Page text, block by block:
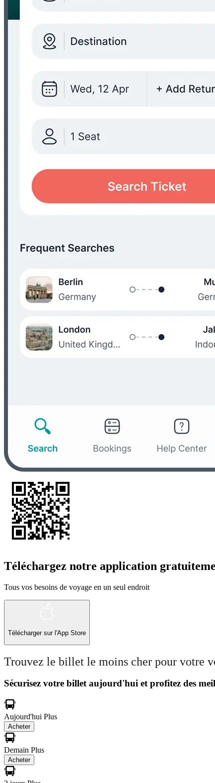
Téléchargez notre application
Tous vos besoins de voyage en un seul endroit
Télécharger sur l'App Store
Trouvez le billet le moins cher pour votre
Sécurisez votre billet aujourd'hui et profitez des
Aujourd'hui Plus
Acheter
Demain Plus
Acheter